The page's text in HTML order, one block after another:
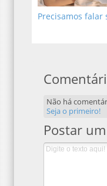
Precisamos falar
Não há
Seja o primeiro!
Postar